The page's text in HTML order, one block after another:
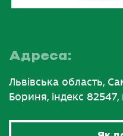
Адреса:
Львівська область,
Бориня, індекс